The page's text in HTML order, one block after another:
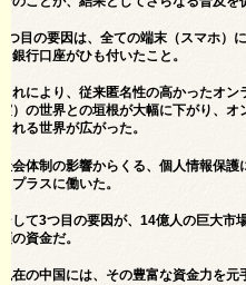
2つ目の要因は、全ての端末（スマホ）
と銀行口座がひも付いたこと。
これにより、従来匿名性の高かったオ
実）の世界との垣根が大幅に下がり、
される世界が広がった。
社会体制の影響からくる、個人情報保護
てプラスに働いた。
そして3つ目の要因が、14億人の巨大市
額の資金だ。
現在の中国には、その豊富な資金力を